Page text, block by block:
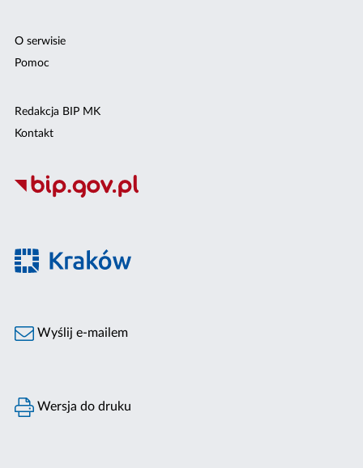
O serwisie
Pomoc
Redakcja BIP MK
Kontakt
Wyślij e-mailem
Wersja do druku